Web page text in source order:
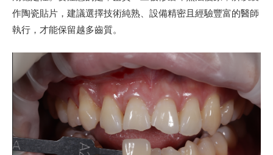
作陶瓷貼片，建議選擇技術純熟、設備精密且經驗豐富的醫師
執行，才能保留越多齒質。